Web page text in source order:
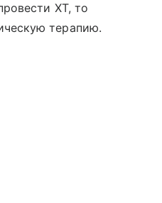
ХТ, то
терапию.